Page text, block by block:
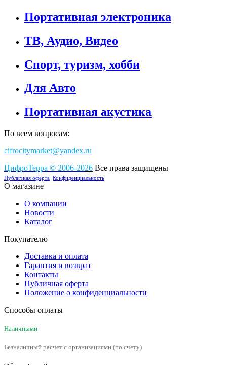
Портативная электроника
ТВ, Аудио, Видео
Спорт, туризм, хобби
Для Авто
Портативная акустика
По всем вопросам:
cifrocitymarket@yandex.ru
ЦифроТерра © 2006-2026 Все права защищены
Публичная оферта Конфиденциальность
О магазине
О компании
Новости
Каталог
Покупателю
Доставка и оплата
Гарантия и возврат
Контакты
Публичная оферта
Положение о конфиденциальности
Способы оплаты
Наличными
Безналичный расчет с организациями (по счету)